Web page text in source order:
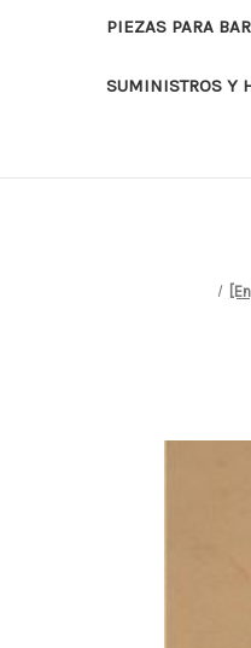
PIEZAS PARA
SUMINISTROS Y